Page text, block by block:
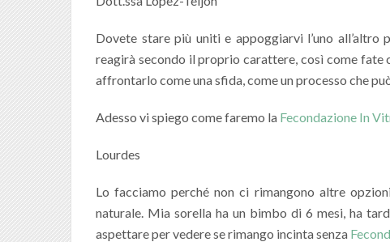
Dovete stare più uniti e appoggiarvi l’uno
reagirà secondo il proprio carattere, così come
affrontarlo come una sfida, come un processo che
Adesso vi spiego come faremo la Fecondazione In
Lourdes
Lo facciamo perché non ci rimangono altre
naturale. Mia sorella ha un bimbo di 6 mesi, ha
aspettare per vedere se rimango incinta senza